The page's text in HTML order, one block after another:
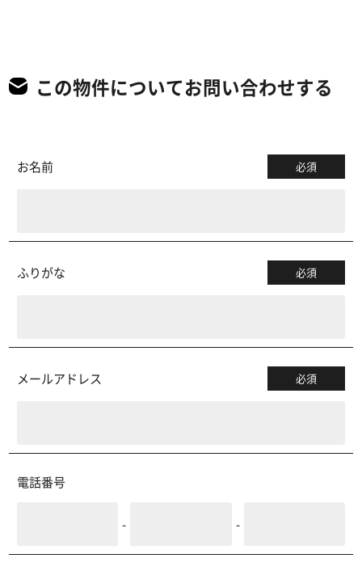
この物件についてお問い合わせする
お名前 必須
ふりがな 必須
メールアドレス 必須
電話番号
- -